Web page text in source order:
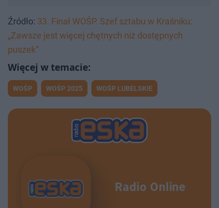
Źródło: 33. Finał WOŚP. Szef sztabu w Kraśniku:
„Zawsze jest więcej chętnych niż dostępnych
puszek”
WOŚP WOŚP 2025 WOŚP LUBELSKIE
Radio Online